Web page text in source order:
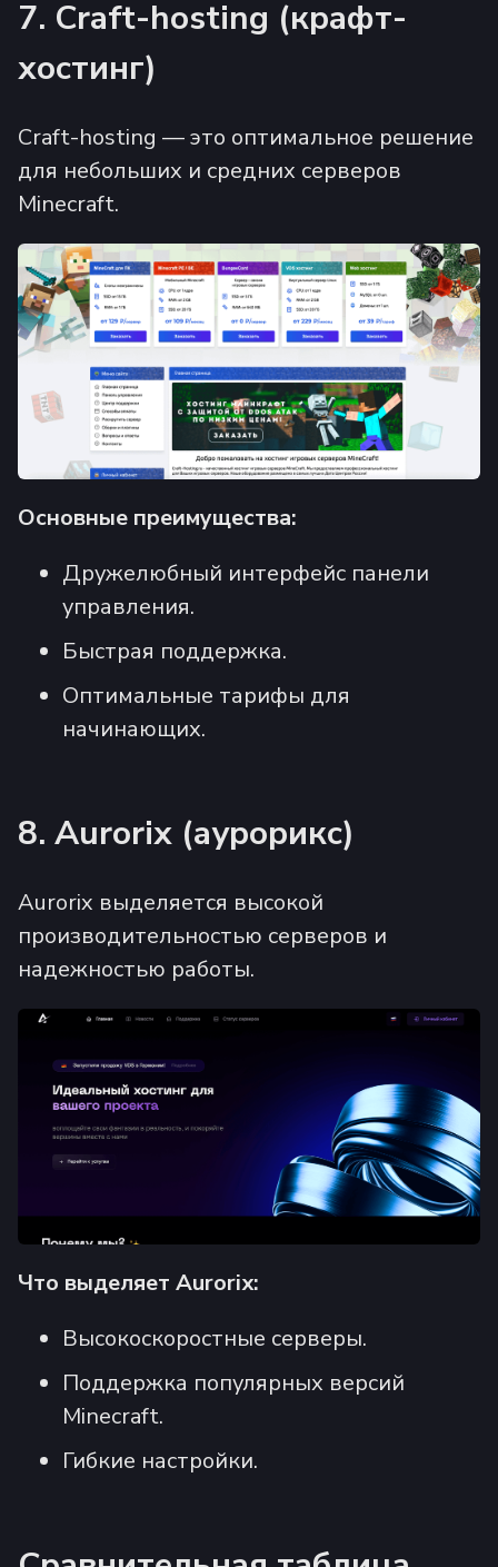
7. Craft-hosting (крафт-
хостинг)
Craft-hosting — это оптимальное решение
для небольших и средних серверов
Minecraft.
Основные преимущества:
Дружелюбный интерфейс панели
управления.
Быстрая поддержка.
Оптимальные тарифы для
начинающих.
8. Aurorix (аурорикс)
Aurorix выделяется высокой
производительностью серверов и
надежностью работы.
Что выделяет Aurorix:
Высокоскоростные серверы.
Поддержка популярных версий
Minecraft.
Гибкие настройки.